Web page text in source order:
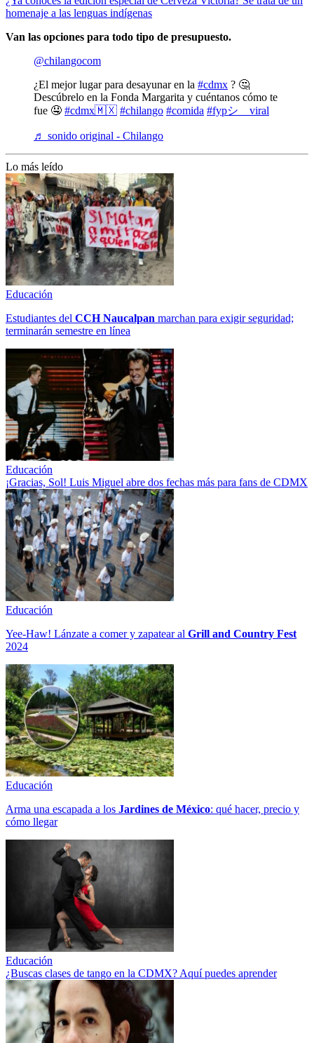
homenaje a las lenguas indígenas
Van las opciones para todo tipo de presupuesto.
@chilangocom
¿El mejor lugar para desayunar en la #cdmx ? 🤔
Descúbrelo en la Fonda Margarita y cuéntanos cómo te
fue 🤤 #cdmx🇲🇽 #chilango #comida #fypシ゚viral
♬ sonido original - Chilango
Lo más leído
Educación
Estudiantes del CCH Naucalpan marchan para exigir seguridad;
terminarán semestre en línea
Educación
¡Gracias, Sol! Luis Miguel abre dos fechas más para fans de CDMX
Educación
Yee-Haw! Lánzate a comer y zapatear al Grill and Country Fest
2024
Educación
Arma una escapada a los Jardines de México: qué hacer, precio y
cómo llegar
Educación
¿Buscas clases de tango en la CDMX? Aquí puedes aprender